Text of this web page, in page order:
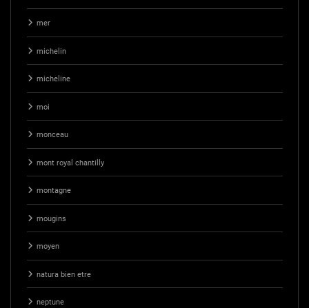
mer
michelin
micheline
moi
monceau
mont royal chantilly
montagne
mougins
moyen
natura bien etre
neptune